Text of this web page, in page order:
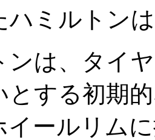
ハミルトン
ンは、タイ
とする初期
イールリム